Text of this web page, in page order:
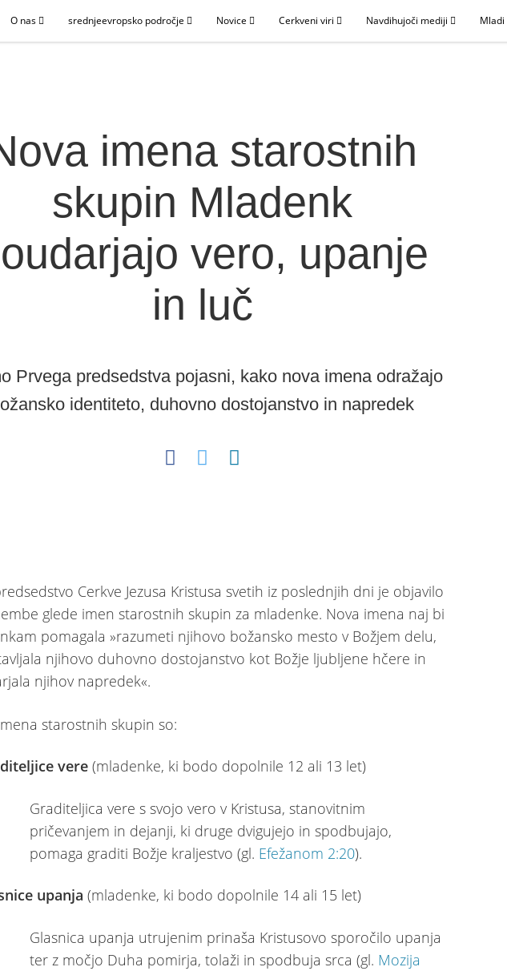
O nas srednjeevropsko področje Novice Cerkveni viri Navdihujoči mediji
imena starostnih
skupin Mladenk
vero, upanje
in luč
Prvega predsedstva pojasni, kako nova imena odražajo
identiteto, duhovno dostojanstvo in napredek
Cerkve Jezusa Kristusa svetih iz poslednjih dni je objavilo
glede imen starostnih skupin za mladenke. Nova imena naj bi
pomagala »razumeti njihovo božansko mesto v Božjem delu,
njihovo duhovno dostojanstvo kot Božje ljubljene hčere in
njihov napredek«.
starostnih skupin so:
vere (mladenke, ki bodo dopolnile 12 ali 13 let)
Graditeljica vere s svojo vero v Kristusa, stanovitnim
pričevanjem in dejanji, ki druge dvigujejo in spodbujajo,
pomaga graditi Božje kraljestvo (gl. Efežanom 2:20).
upanja (mladenke, ki bodo dopolnile 14 ali 15 let)
Glasnica upanja utrujenim prinaša Kristusovo sporočilo upanja
ter z močjo Duha pomirja, tolaži in spodbuja srca (gl. Mozija